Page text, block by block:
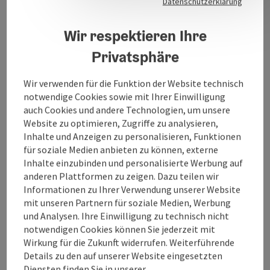
Loipe III: 7 km, mittel, Klassich
Kontakt
Öffnungszeiten
Anreise/Lage
Loipenbericht
Eignung
Wir respektieren Ihre
Privatsphäre
Wir verwenden für die Funktion der Website technisch
notwendige Cookies sowie mit Ihrer Einwilligung
auch Cookies und andere Technologien, um unsere
Website zu optimieren, Zugriffe zu analysieren,
Inhalte und Anzeigen zu personalisieren, Funktionen
für soziale Medien anbieten zu können, externe
Inhalte einzubinden und personalisierte Werbung auf
anderen Plattformen zu zeigen. Dazu teilen wir
Informationen zu Ihrer Verwendung unserer Website
mit unseren Partnern für soziale Medien, Werbung
und Analysen. Ihre Einwilligung zu technisch nicht
notwendigen Cookies können Sie jederzeit mit
Wirkung für die Zukunft widerrufen. Weiterführende
Details zu den auf unserer Website eingesetzten